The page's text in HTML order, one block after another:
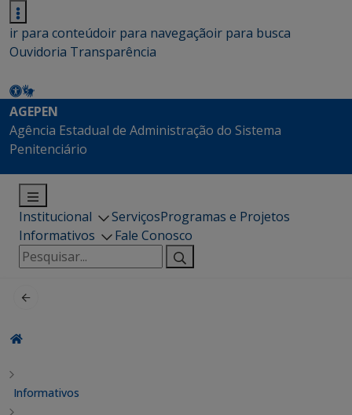
ir para conteúdoir para navegaçãoir para busca
Ouvidoria Transparência
AGEPEN
Agência Estadual de Administração do Sistema
Penitenciário
Institucional ServiçosProgramas e Projetos
Informativos
Fale Conosco
Pesquisar
por:
Informativos